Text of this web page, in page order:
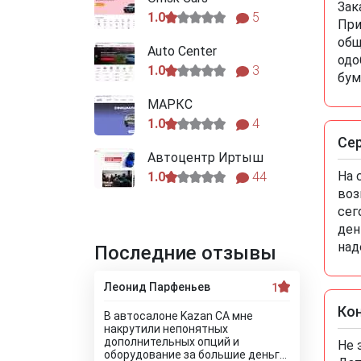
На
Не
1.0
5
Auto Centеr
1.0
3
МАРКС
1.0
4
Автоцентр Иртыш
1.0
44
Последние отзывы
Леонид Парфеньев 1
В автосалоне Kazan CA мне
накрутили непонятных
дополнительных опций и
оборудование за большие деньги!